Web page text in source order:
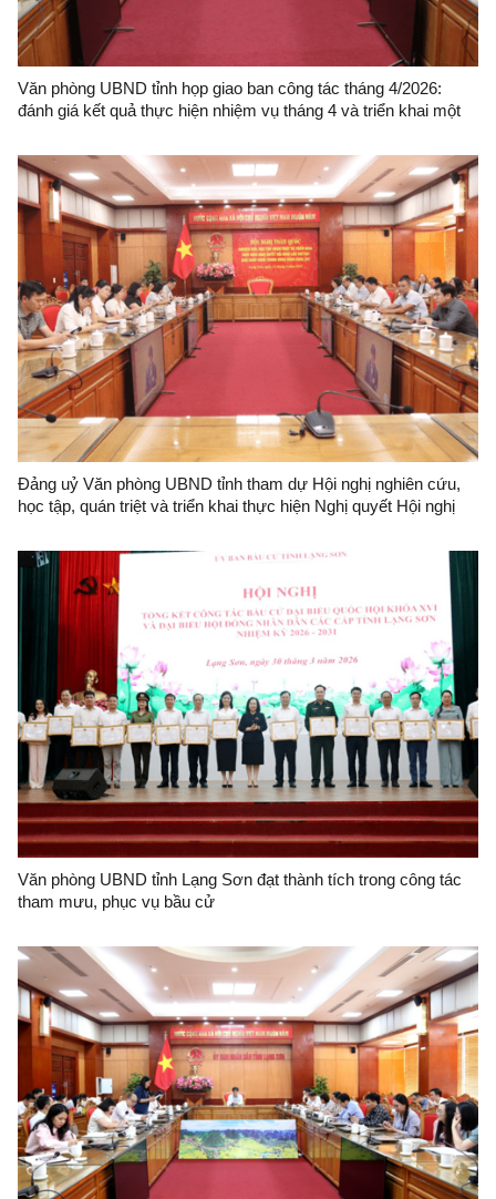
Văn phòng UBND tỉnh họp giao ban công tác tháng 4/2026:
đánh giá kết quả thực hiện nhiệm vụ tháng 4 và triển khai một
Đảng uỷ Văn phòng UBND tỉnh tham dự Hội nghị nghiên cứu,
học tập, quán triệt và triển khai thực hiện Nghị quyết Hội nghị
Văn phòng UBND tỉnh Lạng Sơn đạt thành tích trong công tác
tham mưu, phục vụ bầu cử